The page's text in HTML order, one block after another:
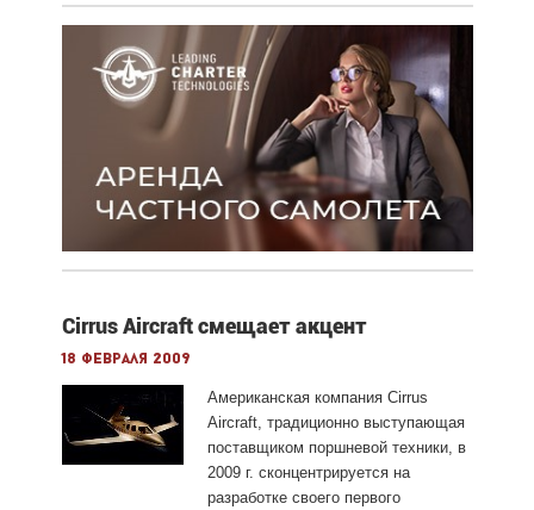
Cirrus Aircraft смещает акцент
18 февраля 2009
Американская компания Cirrus
Aircraft, традиционно выступающая
поставщиком поршневой техники, в
2009 г. сконцентрируется на
разработке своего первого